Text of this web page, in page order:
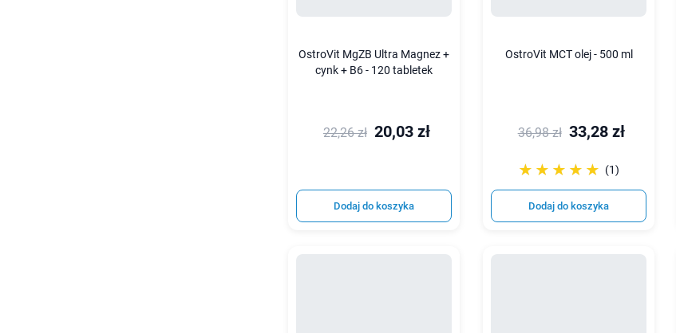
OstroVit MgZB Ultra Magnez +
cynk + B6 - 120 tabletek
22,26 zł 20,03 zł
Dodaj do koszyka
OstroVit MCT olej - 500 ml
36,98 zł 33,28 zł
☆☆☆☆☆
★★★★★ (1)
Dodaj do koszyka